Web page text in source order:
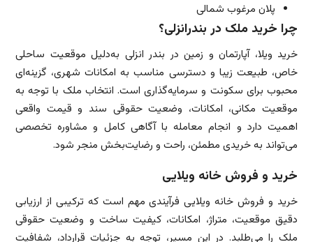
پلان مرغوب شمالی
چرا خرید ملک در بندرانزلی؟
خرید ویلا، آپارتمان و زمین در بندر انزلی به‌دلیل موقعیت ساحلی
خاص، طبیعت زیبا و دسترسی مناسب به امکانات شهری، گزینه‌ای
محبوب برای سکونت و سرمایه‌گذاری است. انتخاب ملک با توجه به
موقعیت مکانی، امکانات، وضعیت حقوقی سند و قیمت واقعی
اهمیت دارد و انجام معامله با آگاهی کامل و مشاوره تخصصی
می‌تواند به خریدی مطمئن، راحت و رضایت‌بخش منجر شود.
خرید و فروش خانه ویلایی
خرید و فروش خانه ویلایی فرآیندی مهم است که ترکیبی از ارزیابی
دقیق موقعیت، متراژ، امکانات، کیفیت ساخت و وضعیت حقوقی
ملک را می‌طلبد. در این مسیر، توجه به جزئیات قرارداد، شفافیت